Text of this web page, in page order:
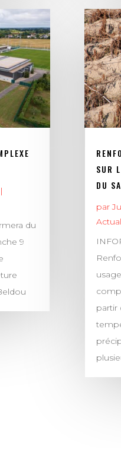
du
9
SUR
DU
par
partir